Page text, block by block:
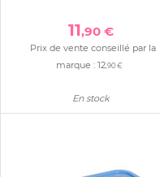
11,90 €
Prix de vente conseillé par la
marque :12,90 €
En stock